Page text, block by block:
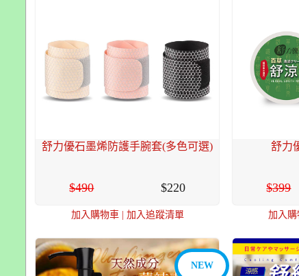
舒力優石墨烯防護手腕套(多色可選)
490 220
加入購物車| 加入追蹤清單
舒力
399
加入購
NEW